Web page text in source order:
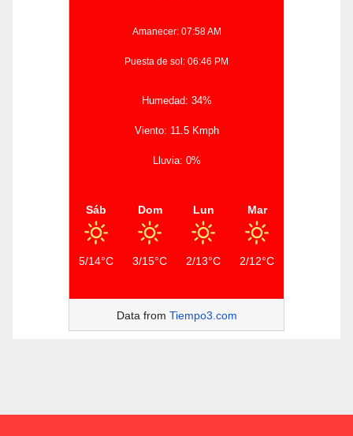
Amanecer: 07:58 AM
Puesta de sol: 06:46 PM
Humedad: 34%
Viento: 11.5 Kmph
Lluvia: 0%
Sáb
5/14°C
Dom
3/15°C
Lun
2/13°C
Mar
2/12°C
Data from Tiempo3.com